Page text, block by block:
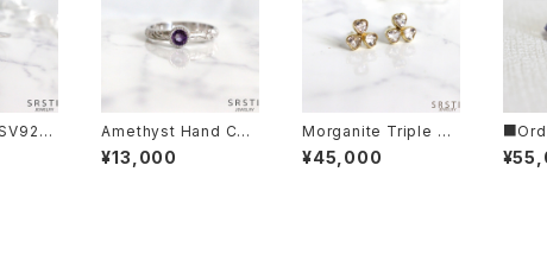
Amethyst Hand Car
ving SV925 Ring
¥13,000
Morganite Triple He
art K10YG Stud Pier
ce Earring
¥45,000
d